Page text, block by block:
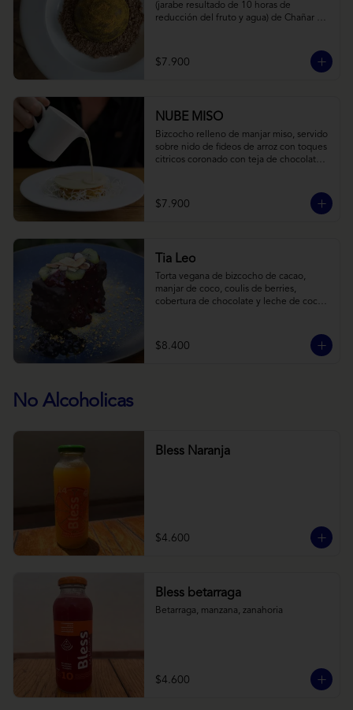
(jarabe resultado de 10 horas de
reducción del fruto y agua) de Chañar
amargo y cúrcuma, sobre una tierra de
harina de Algarrobo y nueces.
$7.900
NUBE MISO
Bizcocho relleno de manjar miso, servido
sobre nido de fideos de arroz con toques
citricos coronado con teja de chocolate
$7.900
Tia Leo
Torta vegana de bizcocho de cacao,
manjar de coco, coulis de berries,
cobertura de chocolate y leche de coco
$8.400
No Alcoholicas
Bless Naranja
$4.600
Bless betarraga
Betarraga, manzana, zanahoria
$4.600